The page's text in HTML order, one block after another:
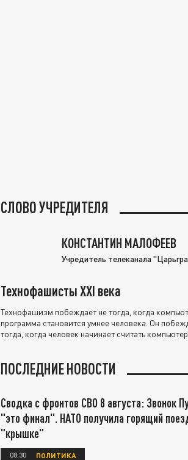
СЛОВО УЧРЕДИТЕЛЯ
КОНСТАНТИН МАЛОФЕЕВ
Учредитель телеканала
Технофашисты XXI века
Технофашизм побеждает не тогда, когда
программа становится умнее человека. Он
тогда, когда человек начинает считать
ПОСЛЕДНИЕ НОВОСТИ
Сводка с фронтов СВО 8 августа: Звонок
"это финал". НАТО получила горящий
"крышке"
08:30 ПОЛИТИКА